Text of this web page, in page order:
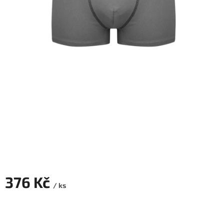
376 Kč / ks